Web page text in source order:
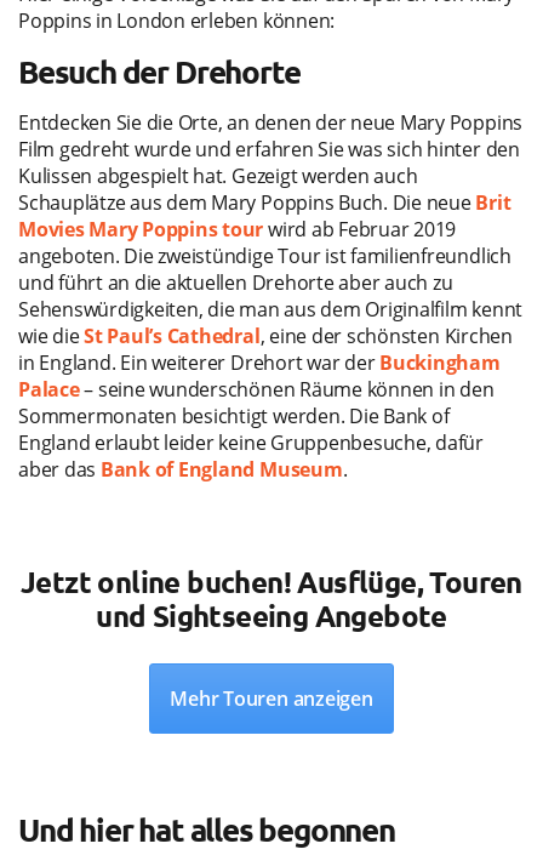
Poppins in London erleben können:
Besuch der Drehorte
Entdecken Sie die Orte, an denen der neue Mary Poppins
Film gedreht wurde und erfahren Sie was sich hinter den
Kulissen abgespielt hat. Gezeigt werden auch
Schauplätze aus dem Mary Poppins Buch. Die neueBrit
Movies Mary Poppins tourwird ab Februar 2019
angeboten. Die zweistündige Tour ist familienfreundlich
und führt an die aktuellen Drehorte aber auch zu
Sehenswürdigkeiten, die man aus dem Originalfilm kennt
wie dieSt Paul’s Cathedral, eine der schönsten Kirchen
in England. Ein weiterer Drehort war derBuckingham
Palace– seine wunderschönen Räume können in den
Sommermonaten besichtigt werden. Die Bank of
England erlaubt leider keine Gruppenbesuche, dafür
aber das Bank of England Museum.
Jetzt online buchen! Ausflüge, Touren
und Sightseeing Angebote
Mehr Touren anzeigen
Und hier hat alles begonnen